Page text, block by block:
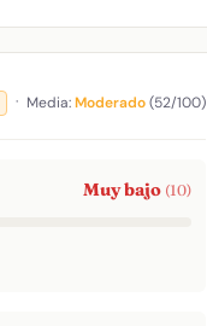
· Media:Moderado(52/100)
Muy bajo (10)